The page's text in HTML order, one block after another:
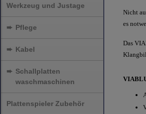
Werkzeug und Justage
➨ Pflege
➨ Kabel
➨ Schallplatten
waschmaschinen
Plattenspieler Zubehör
Nicht
es
Das